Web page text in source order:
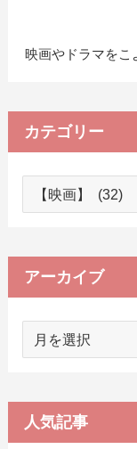
映画やドラマをこ
カテゴリー
ー
アーカイブ
ブ
人気記事